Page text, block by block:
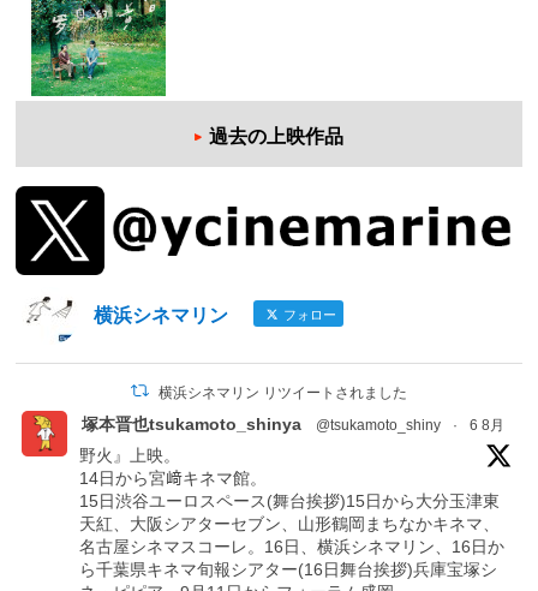
過去の上映作品
横浜シネマリン フォロー
横浜シネマリン リツイートされました
塚本晋也tsukamoto_shinya @tsukamoto_shiny · 6 8月
野火』上映。
14日から宮﨑キネマ館。
15日渋谷ユーロスペース(舞台挨拶)15日から大分玉津東
天紅、大阪シアターセブン、山形鶴岡まちなかキネマ、
名古屋シネマスコーレ。16日、横浜シネマリン、16日か
ら千葉県キネマ旬報シアター(16日舞台挨拶)兵庫宝塚シ